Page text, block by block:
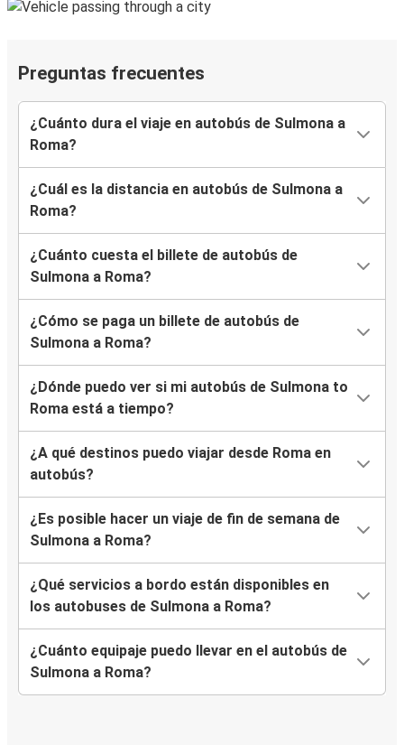
Preguntas frecuentes
¿Cuánto dura el viaje en autobús de Sulmona a
Roma?
¿Cuál es la distancia en autobús de Sulmona a
Roma?
¿Cuánto cuesta el billete de autobús de
Sulmona a Roma?
¿Cómo se paga un billete de autobús de
Sulmona a Roma?
¿Dónde puedo ver si mi autobús de Sulmona to
Roma está a tiempo?
¿A qué destinos puedo viajar desde Roma en
autobús?
¿Es posible hacer un viaje de fin de semana de
Sulmona a Roma?
¿Qué servicios a bordo están disponibles en
los autobuses de Sulmona a Roma?
¿Cuánto equipaje puedo llevar en el autobús de
Sulmona a Roma?